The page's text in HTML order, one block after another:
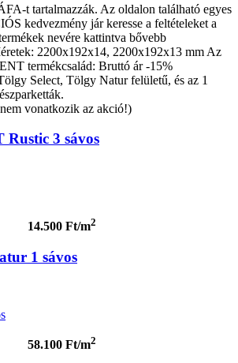
t tartalmazzák. Az oldalon található egyes
kedvezmény jár keresse a feltételeket a
nevére kattintva bővebb
2200x192x14, 2200x192x13 mm Az
termékcsalád: Bruttó ár -15%
Select, Tölgy Natur felületű, és az 1
vonatkozik az akció!)
3 sávos
14.500 Ft/m2
1 sávos
58.100 Ft/m2